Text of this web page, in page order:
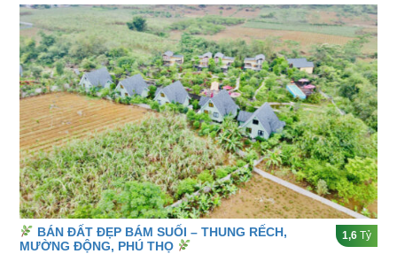
BÁN ĐẤT ĐẸP BÁM SUỐI – THUNG RẾCH,
MƯỜNG ĐỘNG, PHÚ THỌ
1,6 Tỷ